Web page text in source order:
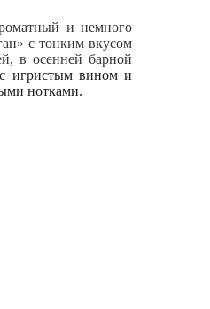
и немного
с тонким вкусом
в осенней барной
с игристым вином и
нотками.